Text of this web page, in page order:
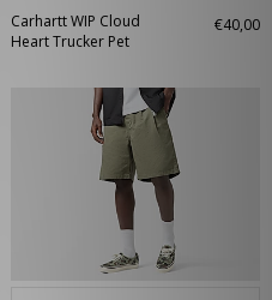
Carhartt WIP Cloud
Heart Trucker Pet
€40,00